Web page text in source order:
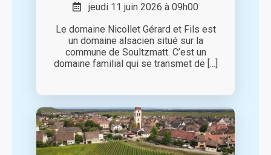
jeudi 11 juin 2026 à 09h00
Le domaine Nicollet Gérard et Fils est
un domaine alsacien situé sur la
commune de Soultzmatt. C’est un
domaine familial qui se transmet de [...]